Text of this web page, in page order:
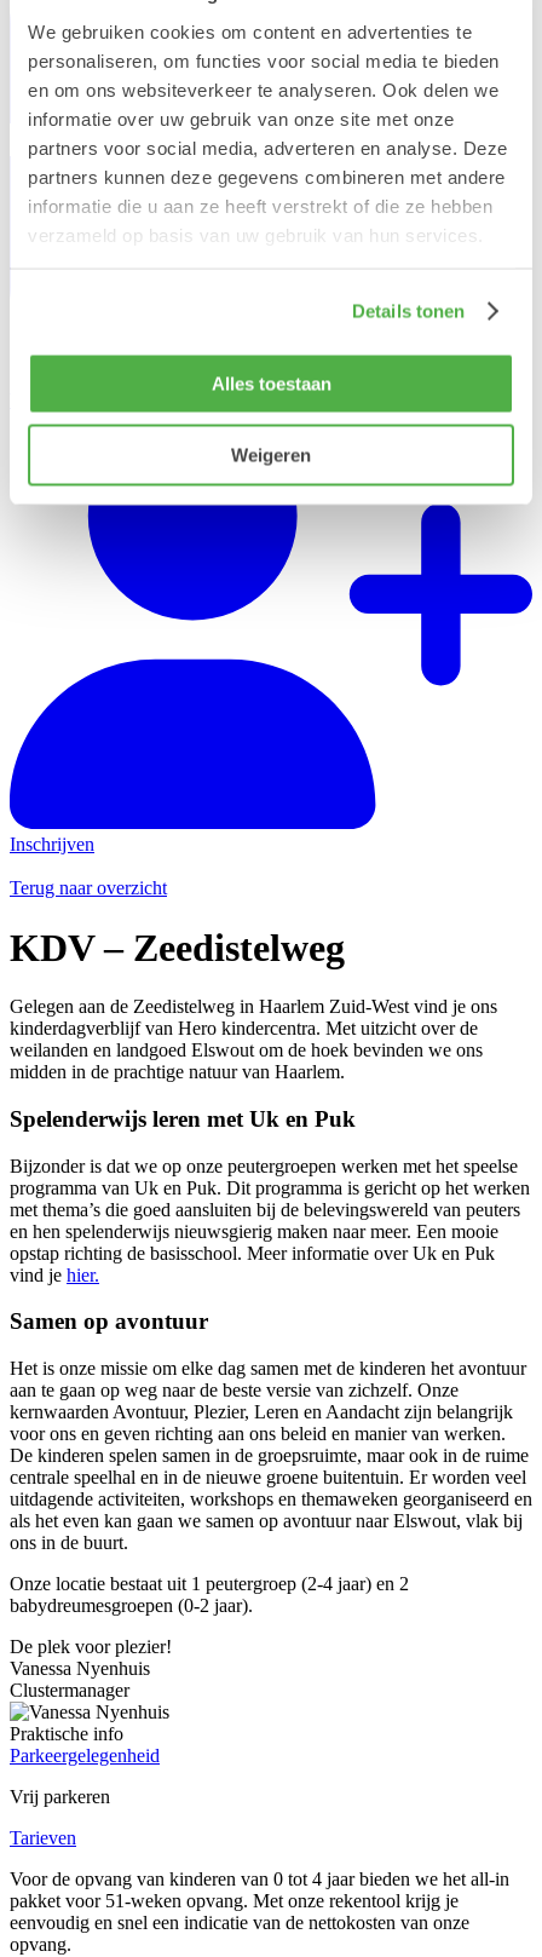
We gebruiken cookies om content en advertenties te
personaliseren, om functies voor social media te bieden
en om ons websiteverkeer te analyseren. Ook delen we
informatie over uw gebruik van onze site met onze
partners voor social media, adverteren en analyse. Deze
partners kunnen deze gegevens combineren met andere
informatie die u aan ze heeft verstrekt of die ze hebben
verzameld op basis van uw gebruik van hun services.
Details tonen
Alles toestaan
Weigeren
Inschrijven
Terug naar overzicht
KDV – Zeedistelweg
Gelegen aan de Zeedistelweg in Haarlem Zuid-West vind je ons
kinderdagverblijf van Hero kindercentra. Met uitzicht over de
weilanden en landgoed Elswout om de hoek bevinden we ons
midden in de prachtige natuur van Haarlem.
Spelenderwijs leren met Uk en Puk
Bijzonder is dat we op onze peutergroepen werken met het speelse
programma van Uk en Puk. Dit programma is gericht op het werken
met thema’s die goed aansluiten bij de belevingswereld van peuters
en hen spelenderwijs nieuwsgierig maken naar meer. Een mooie
opstap richting de basisschool. Meer informatie over Uk en Puk
vind je hier.
Samen op avontuur
Het is onze missie om elke dag samen met de kinderen het avontuur
aan te gaan op weg naar de beste versie van zichzelf. Onze
kernwaarden Avontuur, Plezier, Leren en Aandacht zijn belangrijk
voor ons en geven richting aan ons beleid en manier van werken.
De kinderen spelen samen in de groepsruimte, maar ook in de ruime
centrale speelhal en in de nieuwe groene buitentuin. Er worden veel
uitdagende activiteiten, workshops en themaweken georganiseerd en
als het even kan gaan we samen op avontuur naar Elswout, vlak bij
ons in de buurt.
Onze locatie bestaat uit 1 peutergroep (2-4 jaar) en 2
babydreumesgroepen (0-2 jaar).
De plek voor plezier!
Vanessa Nyenhuis
Clustermanager
Praktische info
Parkeergelegenheid
Vrij parkeren
Tarieven
Voor de opvang van kinderen van 0 tot 4 jaar bieden we het all-in
pakket voor 51-weken opvang. Met onze rekentool krijg je
eenvoudig en snel een indicatie van de nettokosten van onze
opvang.